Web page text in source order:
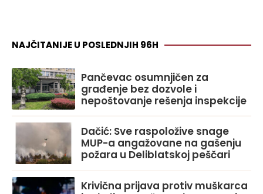
NAJČITANIJE U POSLEDNJIH 96H
Pančevac osumnjičen za
građenje bez dozvole i
nepoštovanje rešenja inspekcije
Dačić: Sve raspoložive snage
MUP-a angažovane na gašenju
požara u Deliblatskoj peščari
Krivična prijava protiv muškarca